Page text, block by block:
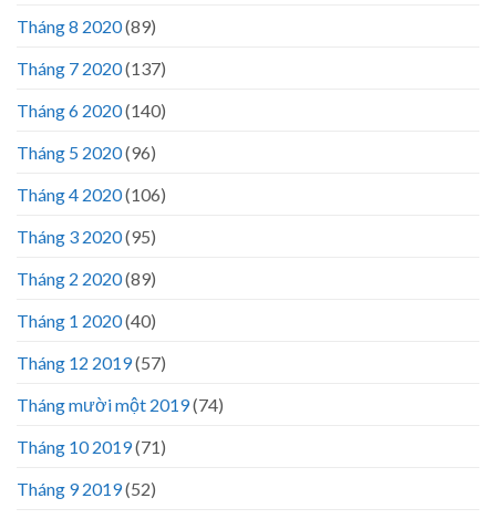
Tháng 8 2020(89)
Tháng 7 2020(137)
Tháng 6 2020(140)
Tháng 5 2020(96)
Tháng 4 2020(106)
Tháng 3 2020(95)
Tháng 2 2020(89)
Tháng 1 2020(40)
Tháng 12 2019(57)
Tháng mười một 2019(74)
Tháng 10 2019(71)
Tháng 9 2019(52)